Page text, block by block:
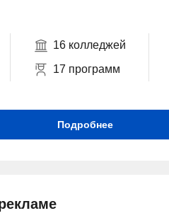
16 колледжей
17 программ
Подробнее